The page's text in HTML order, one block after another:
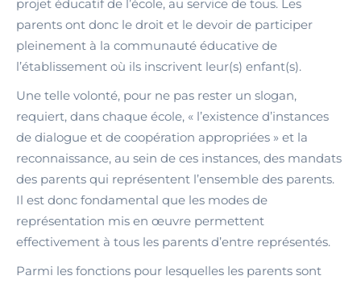
projet éducatif de l’école, au service de tous. Les
parents ont donc le droit et le devoir de participer
pleinement à la communauté éducative de
l’établissement où ils inscrivent leur(s) enfant(s).
Une telle volonté, pour ne pas rester un slogan,
requiert, dans chaque école, « l’existence d’instances
de dialogue et de coopération appropriées » et la
reconnaissance, au sein de ces instances, des mandats
des parents qui représentent l’ensemble des parents.
Il est donc fondamental que les modes de
représentation mis en œuvre permettent
effectivement à tous les parents d’entre représentés.
Parmi les fonctions pour lesquelles les parents sont